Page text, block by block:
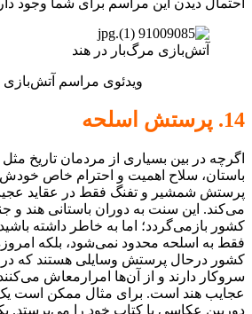
احتمال دیدن این مراسم برای شما وجود
آتش‌بازی مرگ‌بار در هند
ویدئوی مراسم آتش‌بازی
14. پرستش اسلحه
اگرچه در بین بسیاری از مردمان تاریخ مثل
باستان، سلاح اهمیت و احترام خاص خودش
پرستش شمشیر و تفنگ فقط در عقاید عجیب
می‌کند. این سنت به دوران باستانی هند و
کشور بازمی‌گردد؛ اما به خاطر داشته
فقط به اسلحه محدود نمی‌شود، بلکه
کشور درحال پرستش وسایلی هستند که در
سروکار دارند و از آن‌ها امرارمعاش
عجایب هند است. برای مثال ممکن است یک
دوربین عکاسی یا کتاب خود را می‌پرستد.